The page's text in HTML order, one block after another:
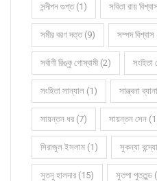
সন্দীপন গুপ্ত (1) সবিতা রায়
সমীর বরণ দত্ত (9) সম্পদ
সর্বাণী রিঙ্কু গোস্বামী (2)
সংহিতা সান্যাল (1) সান্ত্বনা
সায়ন্তন ধর (7) সায়ন্তন সেন
সিরাজুল ইসলাম (1) সুকন্যা
সুতনু হালদার (15) সুতপা পুততুন্ড